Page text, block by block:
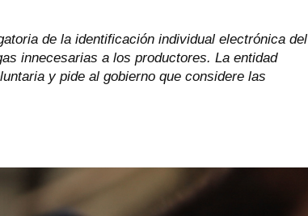
de la identificación individual electrónica del
innecesarias a los productores. La entidad
y pide al gobierno que considere las